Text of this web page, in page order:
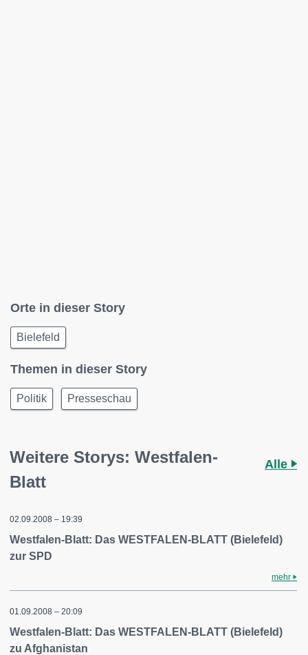
Orte in dieser Story
Bielefeld
Themen in dieser Story
Politik Presseschau
Weitere Storys: Westfalen-
Blatt
Alle
02.09.2008 – 19:39
Westfalen-Blatt: Das WESTFALEN-BLATT (Bielefeld)
zur SPD
mehr
01.09.2008 – 20:09
Westfalen-Blatt: Das WESTFALEN-BLATT (Bielefeld)
zu Afghanistan